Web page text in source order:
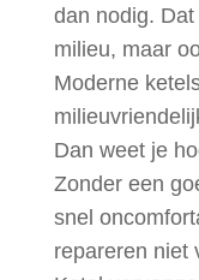
dan nodig.
milieu, maar
Moderne
Dan weet je
Zonder een
snel
repareren niet